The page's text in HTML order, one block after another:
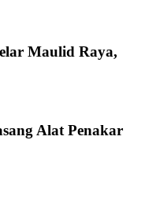
Maulid Raya,
Alat Penakar